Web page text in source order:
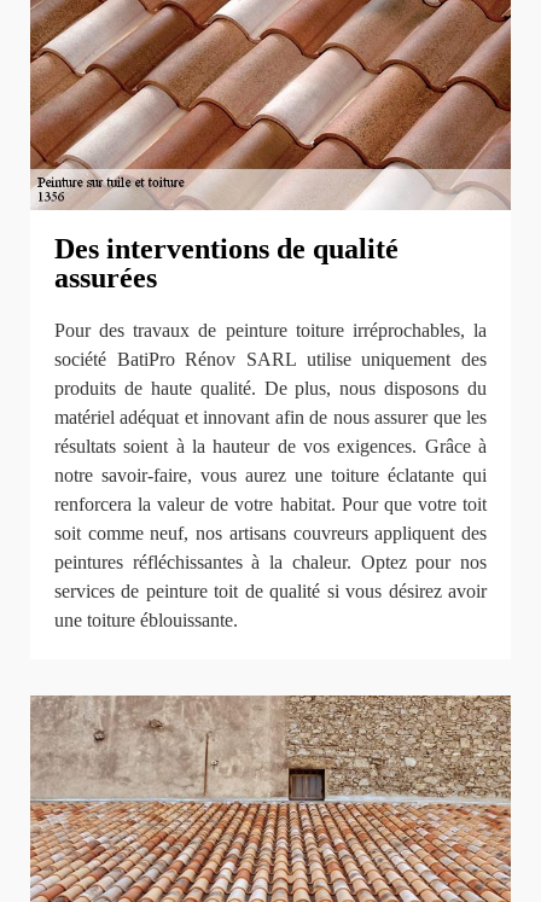
Des interventions de qualité
assurées
Pour des travaux de peinture toiture irréprochables, la
société BatiPro Rénov SARL utilise uniquement des
produits de haute qualité. De plus, nous disposons du
matériel adéquat et innovant afin de nous assurer que les
résultats soient à la hauteur de vos exigences. Grâce à
notre savoir-faire, vous aurez une toiture éclatante qui
renforcera la valeur de votre habitat. Pour que votre toit
soit comme neuf, nos artisans couvreurs appliquent des
peintures réfléchissantes à la chaleur. Optez pour nos
services de peinture toit de qualité si vous désirez avoir
une toiture éblouissante.